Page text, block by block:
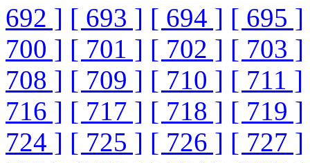
692 ] [ 693 ] [ 694 ] [ 695 ]
700 ] [ 701 ] [ 702 ] [ 703 ]
708 ] [ 709 ] [ 710 ] [ 711 ]
716 ] [ 717 ] [ 718 ] [ 719 ]
724 ] [ 725 ] [ 726 ] [ 727 ]